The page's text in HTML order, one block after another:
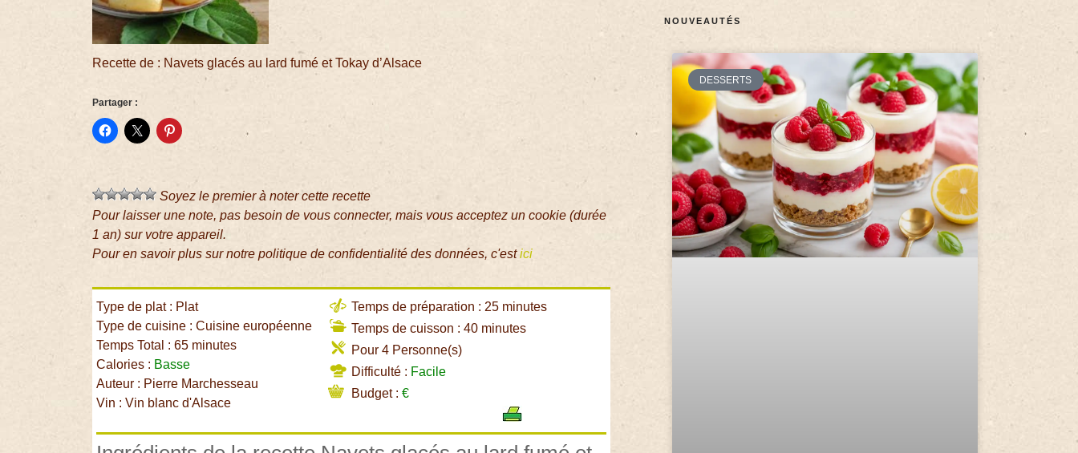
Recette de : Navets glacés au lard fumé et Tokay d’Alsace
Partager :
Soyez le premier à noter cette recette
Pour laisser une note, pas besoin de vous connecter, mais vous acceptez un cookie (durée
1 an) sur votre appareil.
Pour en savoir plus sur notre politique de confidentialité des données, c'estici
Type de plat : Plat
Type de cuisine : Cuisine européenne
Temps Total : 65 minutes
Calories : Basse
Auteur : Pierre Marchesseau
Vin : Vin blanc d'Alsace
Temps de préparation : 25 minutes
Temps de cuisson : 40 minutes
Pour 4 Personne(s)
Difficulté : Facile
Budget :€
NOUVEAUTÉS
DESSERTS